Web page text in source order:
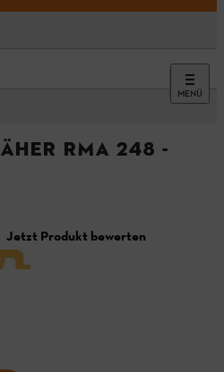
MENÜ
RMA 248 -
Jetzt Produkt bewerten